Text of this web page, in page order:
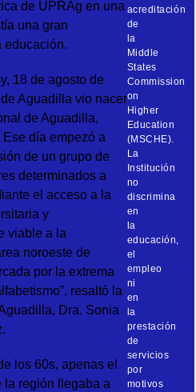
de UPRAg en una
una gran
educación.
18 de agosto de
Aguadilla vio nacer
de Aguadilla,
Ese día empezó a
de un grupo de
determinados a
el acceso a la
y
viable a la
noroeste de
por la extrema
resaltó la
Dra. Sonia
los 60s, apenas el
la región llegaba a
acreditación
de
la
Middle
States
Commission
on
Higher
Education
(MSCHE).
La
Institución
no
discrimina
en
la
educación,
el
empleo
ni
en
la
prestación
de
servicios
por
motivos